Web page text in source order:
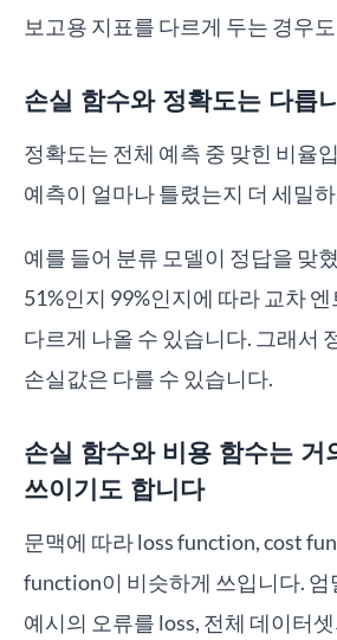
보고용 지표를 다르게 두는 경우
손실 함수와 정확도는 다릅
정확도는 전체 예측 중 맞힌 비율
예측이 얼마나 틀렸는지 더 세밀
예를 들어 분류 모델이 정답을 맞
51%인지 99%인지에 따라 교차
다르게 나올 수 있습니다. 그래서
손실값은 다를 수 있습니다.
손실 함수와 비용 함수는 거
쓰이기도 합니다
문맥에 따라 loss function, cost
function이 비슷하게 쓰입니다. 엄
예시의 오류를 loss, 전체 데이터